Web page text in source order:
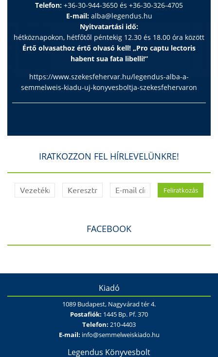
Telefon: +36-30-944-3650 és +36-30-326-4705
E-mail: alba@legendus.hu
Nyitvatartási idő:
hétköznapokon, hétfőtől péntekig 12.30 és 18.00 óra között
Értő olvasathoz értő olvasó kell! „Pro captu lectoris
habent sua fata libelli!”
https://www.szekesfehervar.hu/legendus-alba-a-
semmelweis-kiadu-uj-konyvesboltja-szekesfehervaron
IRATKOZZON FEL HÍRLEVELÜNKRE!
FACEBOOK
Kiadó
1089 Budapest, Nagyvárad tér 4.
Postafiók: 1445 Bp. Pf. 370
Telefon: 210-4403
E-mail: info@semmelweiskiado.hu
Legendus Könyvesbolt